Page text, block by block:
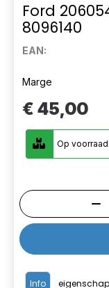
Ford
8096140
EAN:
Info
Marge
€ 45,00
Op voorraad